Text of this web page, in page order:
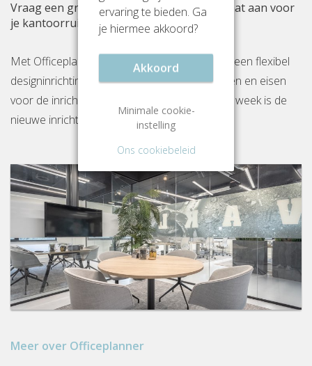
Vraag een gratis inrichtingsvoorstel op maat aan voor
je kantoorruimte aan Weteringschans 165
Met Officeplanner huur, huurkoop of koop je een flexibel
designinrichtingspakket op basis van je wensen en eisen
voor de inrichting van jouw kantoor. Binnen 1 week is de
nieuwe inrichting gereed op locatie.
Meer over Officeplanner
ervaring te bieden. Ga
je hiermee akkoord?
Akkoord
Minimale cookie-
instelling
Ons cookiebeleid